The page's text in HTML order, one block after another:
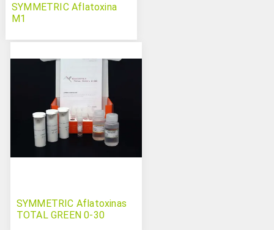
SYMMETRIC Aflatoxina
M1
SYMMETRIC Aflatoxinas
TOTAL GREEN 0-30